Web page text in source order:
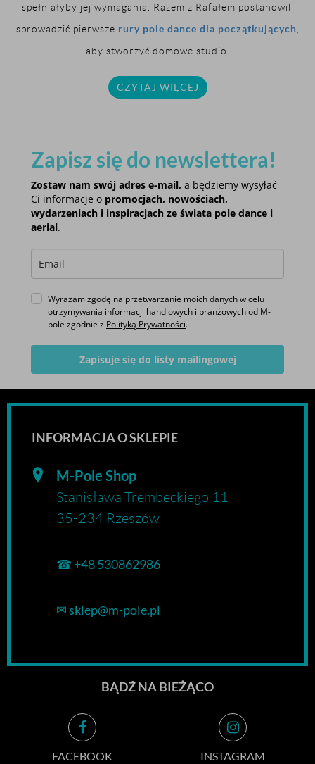
spełniałyby jej wymagania. Razem z Rafałem postanowili
sprowadzić pierwsze rury pole dance dla początkujących
aby stworzyć domowe studio.
CZYTAJ WIĘCEJ
Zapisz się do newslettera!
Zostaw nam swój adres e-mail, a będziemy wysyłać
Ci informacje o promocjach, nowościach,
wydarzeniach i inspiracjach ze świata pole dance i
aerial.
Wyrażam zgodę na przetwarzanie moich danych w celu
otrzymywania informacji handlowych i branżowych od M-
pole zgodnie z Polityką Prywatności.
Zapisuje się do listy mailingowej
INFORMACJA O SKLEPIE
M-Pole Shop
Stanisława Trembeckiego 11
35-234 Rzeszów
☎ +48 530862986
✉sklep@m-pole.pl
BĄDŹ NA BIEŻĄCO
FACEBOOK INSTAGRAM